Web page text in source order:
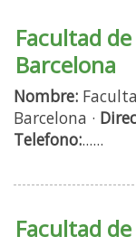
Facultad
Barcelona
Nombre:
Barcelona ·
Telefono:......
Facultad